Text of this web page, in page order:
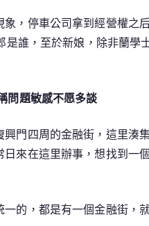
車
費
不
_
中
長
，停車公司拿到經營權之
是誰，至於新娘，除非蘭學
問題敏感不愿多談
門四周的金融街，這里湊
來在這里辦事，想找到
的，都是有一個金融街，